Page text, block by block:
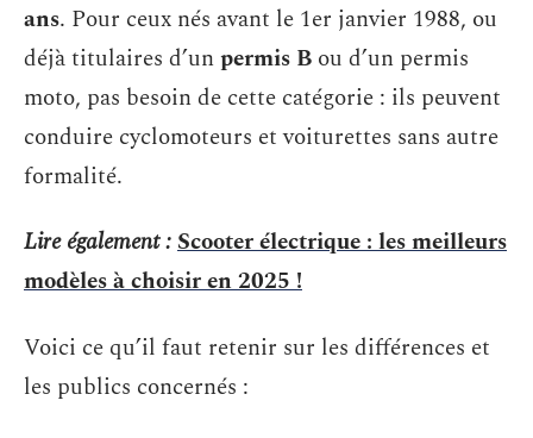
ans. Pour ceux nés avant le 1er janvier 1988, ou
déjà titulaires d’unpermis B ou d’un permis
moto, pas besoin de cette catégorie : ils peuvent
conduire cyclomoteurs et voiturettes sans autre
formalité.
Lire également :Scooter électrique : les meilleurs
modèles à choisir en 2025 !
Voici ce qu’il faut retenir sur les différences et
les publics concernés :